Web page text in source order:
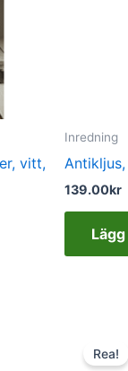
vitt,
Inredning
139.00kr
Rea!